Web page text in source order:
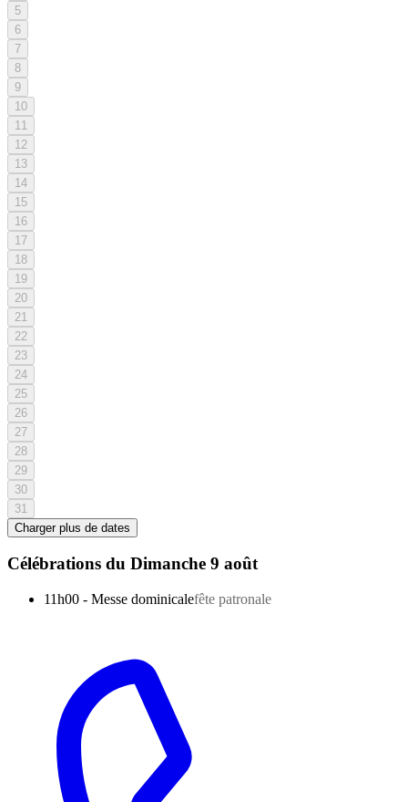
5
6
7
8
9
10
11
12
13
14
15
16
17
18
19
20
21
22
23
24
25
26
27
28
29
30
31
Charger plus de dates
Célébrations du Dimanche 9 août
11h00 - Messe dominicalefête patronale